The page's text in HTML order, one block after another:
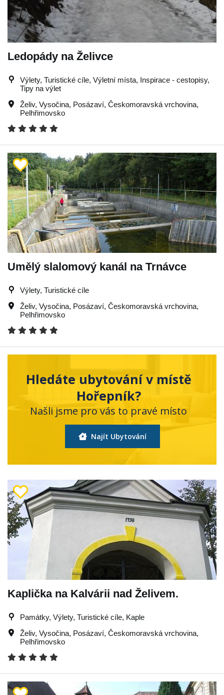
Ledopády na Želivce
Výlety, Turistické cíle, Výletní místa, Inspirace - cestopisy,
Tipy na výlet
Želiv, Vysočina, Posázaví, Českomoravská vrchovina,
Pelhřimovsko
Umělý slalomový kanál na Trnávce
Výlety, Turistické cíle
Želiv, Vysočina, Posázaví, Českomoravská vrchovina,
Pelhřimovsko
Hledáte ubytování v místě
Hořepník?
Našli jsme pro vás to pravé místo
Najít Ubytování
Kaplička na Kalvárii nad Želivem.
Památky, Výlety, Turistické cíle, Kaple
Želiv, Vysočina, Posázaví, Českomoravská vrchovina,
Pelhřimovsko